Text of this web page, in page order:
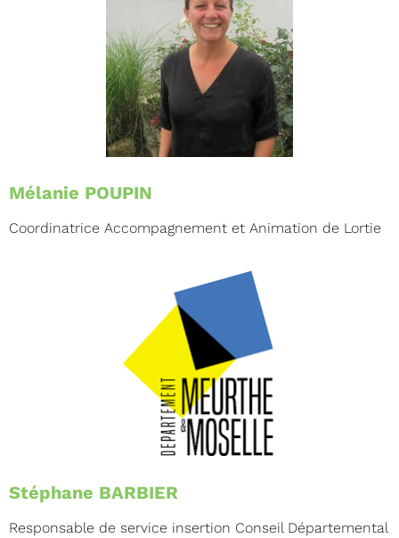
Mélanie POUPIN
Coordinatrice Accompagnement et Animation de Lortie
Stéphane BARBIER
Responsable de service insertion Conseil Départemental